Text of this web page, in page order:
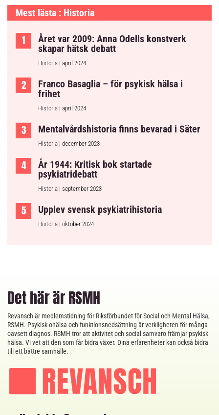
Mest lästa : Historia
Året var 2009: Anna Odells konstverk
skapar hätsk debatt
Historia | april 2024
Franco Basaglia – för psykisk hälsa i
frihet
Historia | april 2024
Mentalvårdshistoria finns bevarad i Säter
Historia | december 2023
År 1944: Kritisk bok startade
psykiatridebatt
Historia | september 2023
Upplev svensk psykiatrihistoria
Historia | oktober 2024
Det här är RSMH
Revansch är medlemstidning för Riksförbundet för Social och Mental Hälsa,
RSMH. Psykisk ohälsa och funktionsnedsättning är verkligheten för många
oavsett diagnos. RSMH tror att aktivitet och social samvaro främjar psykisk
hälsa. Vi vet att den som får bidra växer. Dina erfarenheter kan också bidra
till ett bättre samhälle.